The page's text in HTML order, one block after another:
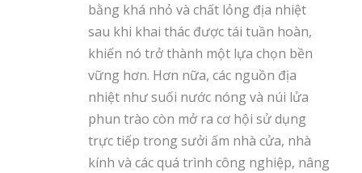
bằng khá nhỏ và chất lỏng địa nhiệt
sau khi khai thác được tái tuần hoàn,
khiến nó trở thành một lựa chọn bền
vững hơn. Hơn nữa, các nguồn địa
nhiệt như suối nước nóng và núi lửa
phun trào còn mở ra cơ hội sử dụng
trực tiếp trong sưởi ấm nhà cửa, nhà
kính và các quá trình công nghiệp, nâng